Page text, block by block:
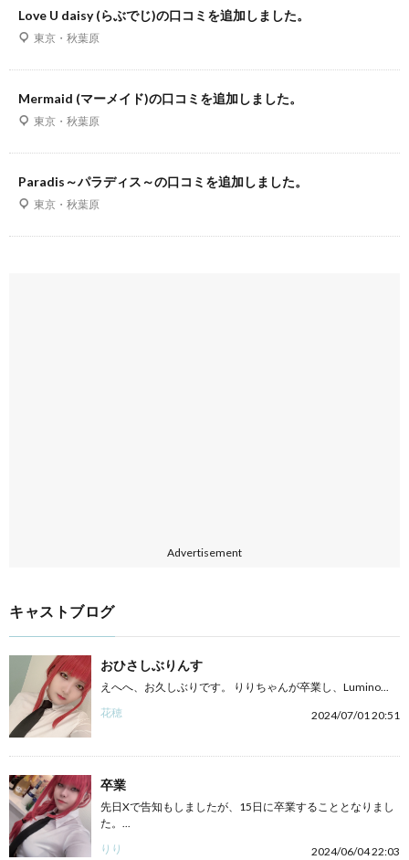
Love U daisy (らぶでじ)の口コミを追加しました。
東京・秋葉原
Mermaid (マーメイド)の口コミを追加しました。
東京・秋葉原
Paradis～パラディス～の口コミを追加しました。
東京・秋葉原
Advertisement
キャストブログ
おひさしぶりんす
えへへ、お久しぶりです。 りりちゃんが卒業し、Lumino...
花穂
2024/07/01 20:51
卒業
先日Xで告知もしましたが、15日に卒業することとなりまし
た。...
りり
2024/06/04 22:03